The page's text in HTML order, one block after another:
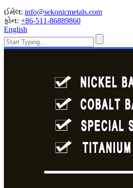
ઈમેલ: info@sekonicmetals.com
ફોન: +86-511-86889860
English